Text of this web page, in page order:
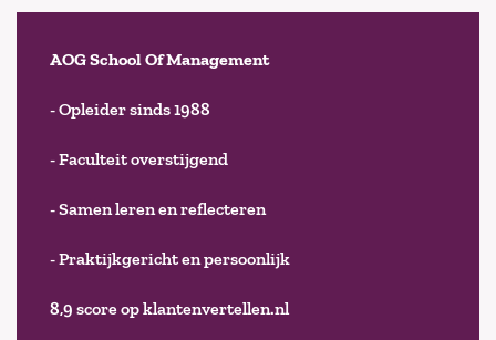
AOG School Of Management
- Opleider sinds 1988
- Faculteit overstijgend
- Samen leren en reflecteren
- Praktijkgericht en persoonlijk
8,9 score op klantenvertellen.nl